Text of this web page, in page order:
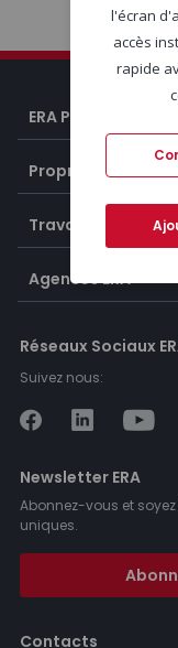
ERA Portugal
Propriétés
Travailler chez ERA
Agences ERA
Réseaux Sociaux
Suivez nous:
Newsletter ERA
Abonnez-vous et
uniques.
Contacts
l'écran
accès
rapide